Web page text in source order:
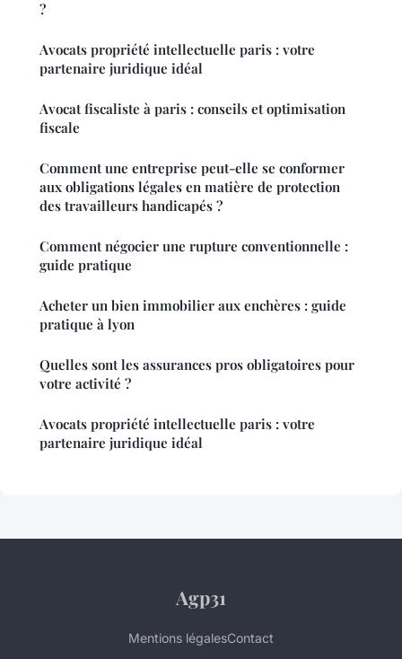
?
Avocats propriété intellectuelle paris : votre
partenaire juridique idéal
Avocat fiscaliste à paris : conseils et optimisation
fiscale
Comment une entreprise peut-elle se conformer
aux obligations légales en matière de protection
des travailleurs handicapés ?
Comment négocier une rupture conventionnelle :
guide pratique
Acheter un bien immobilier aux enchères : guide
pratique à lyon
Quelles sont les assurances pros obligatoires pour
votre activité ?
Avocats propriété intellectuelle paris : votre
partenaire juridique idéal
Agp31
Mentions légalesContact